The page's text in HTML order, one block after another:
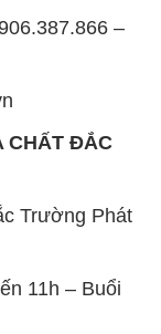
11h – Buổi
chiều: từ